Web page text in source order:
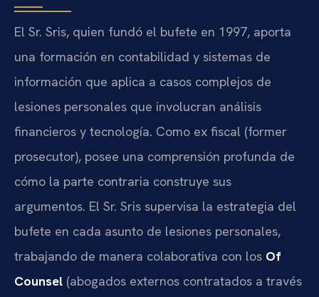
El Sr. Sris, quien fundó el bufete en 1997, aporta
una formación en contabilidad y sistemas de
información que aplica a casos complejos de
lesiones personales que involucran análisis
financieros y tecnología. Como ex fiscal (former
prosecutor), posee una comprensión profunda de
cómo la parte contraria construye sus
argumentos. El Sr. Sris supervisa la estrategia del
bufete en cada asunto de lesiones personales,
trabajando de manera colaborativa con los Of
Counsel (abogados externos contratados a través